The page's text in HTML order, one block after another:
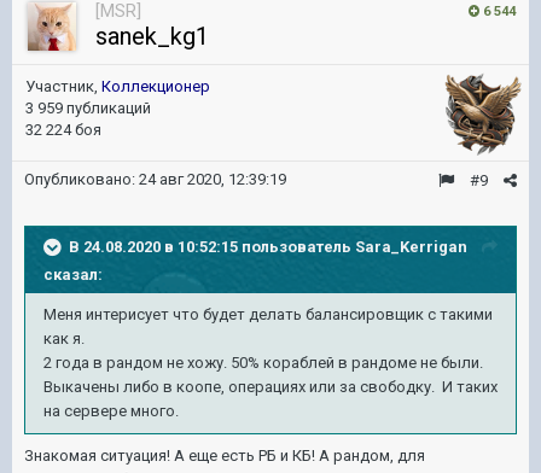
6 544
[MSR]
sanek_kg1
Участник, Коллекционер
3 959 публикаций
32 224 боя
#9
Опубликовано: 24 авг 2020, 12:39:19
В 24.08.2020 в 10:52:15 пользователь Sara_Kerrigan
сказал:
Меня интерисует что будет делать балансировщик с такими
как я.
2 года в рандом не хожу. 50% кораблей в рандоме не были.
Выкачены либо в коопе, операциях или за свободку. И таких
на сервере много.
Знакомая ситуация! А еще есть РБ и КБ! А рандом, для